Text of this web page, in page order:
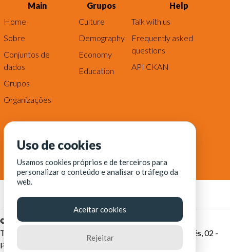
Main
Home
Sobre
Conjuntos de
dados
Grupos
Organizações
Grupos
Culture
Demography
Economy
Education
Help
Talk with us
Frequently asked
questions
API CKAN
© Fortaleza Digital || CITINOVA - Fundação de Ciência,
Tecnologia e Inovação de Fortaleza - Rua dos Tremembés, 02 -
Praia de Iracema - Fortaleza-CE
Uso de cookies
Usamos cookies próprios e de terceiros para
personalizar o conteúdo e analisar o tráfego da
web.
Aceitar cookies
Rejeitar